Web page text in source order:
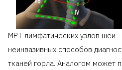
МРТ лимфатических узлов шеи
неинвазивных способов
тканей горла. Аналогом может